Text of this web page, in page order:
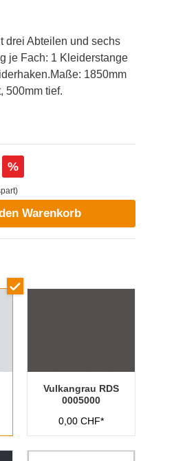
drei Abteilen und sechs
je Fach: 1 Kleiderstange
1850mm
500mm tief.
%
Warenkorb
Vulkangrau RDS
0005000
0,00 CHF*